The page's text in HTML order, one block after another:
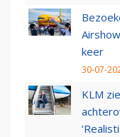
keer
30-07-
KLM